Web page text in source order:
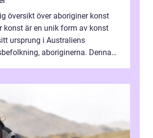
översikt över aboriginer konst
konst är en unik form av konst
ursprung i Australiens
aboriginerna. Denna